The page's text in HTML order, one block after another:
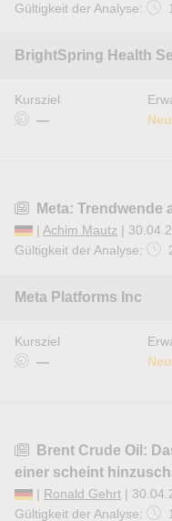
Gültigkeit der Analyse:
BrightSpring Health
Kursziel
—
Meta: Trendwende
| Achim Mautz |
Gültigkeit der Analyse:
Meta Platforms Inc
Kursziel
—
Brent Crude Oil:
einer scheint
| Ronald Gehrt |
Gültigkeit der Analyse: